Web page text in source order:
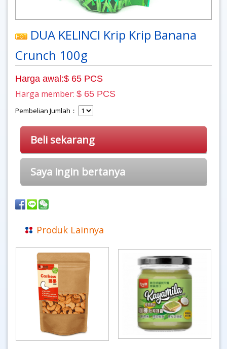
DUA KELINCI Krip Krip Banana
Crunch 100g
Harga awal:$ 65 PCS
Harga member: $ 65 PCS
Pembelian Jumlah：
Beli sekarang
Saya ingin bertanya
Produk Lainnya